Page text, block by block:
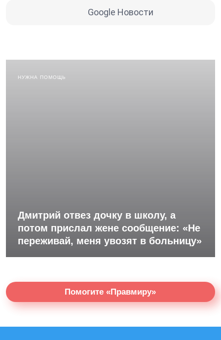
Google Новости
НУЖНА ПОМОЩЬ
Дмитрий отвез дочку в школу, а
потом прислал жене сообщение: «Не
переживай, меня увозят в больницу»
Помогите «Правмиру»